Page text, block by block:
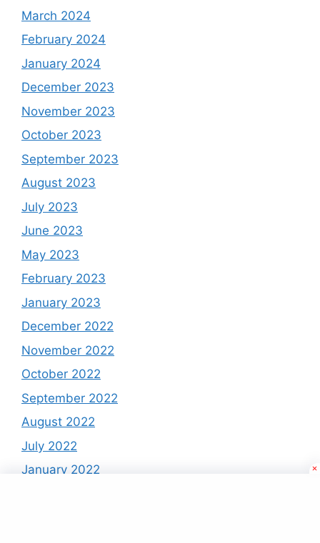
March 2024
February 2024
January 2024
December 2023
November 2023
October 2023
September 2023
August 2023
July 2023
June 2023
May 2023
February 2023
January 2023
December 2022
November 2022
October 2022
September 2022
August 2022
July 2022
January 2022